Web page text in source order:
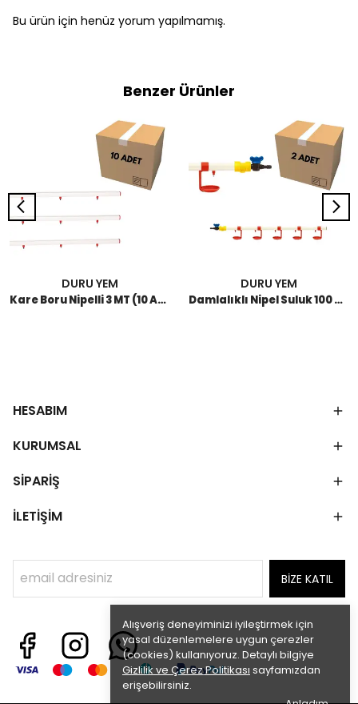
Alışveriş deneyiminizi iyileştirmek için
yasal düzenlemelere uygun çerezler
(cookies) kullanıyoruz. Detaylı bilgiye
Gizlilik ve Çerez Politikası sayfamızdan
erişebilirsiniz.
Bu ürün için henüz yorum yapılmamış.
Benzer Ürünler
DURU YEM
Kare Boru Nipelli 3 MT (10 Adet)
DURU YEM
Damlalıklı Nipel Suluk 100 CM (2 Adet)
HESABIM
KURUMSAL
SİPARİŞ
İLETİŞİM
BİZE KATIL